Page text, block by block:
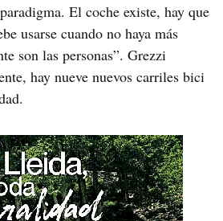
El coche existe, hay que
usarse cuando no haya más
son las personas”. Grezzi
hay nueve nuevos carriles bici